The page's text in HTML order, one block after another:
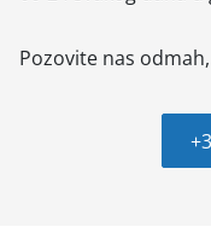
Pozovite nas